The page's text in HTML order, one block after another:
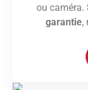
ou caméra.
garantie,